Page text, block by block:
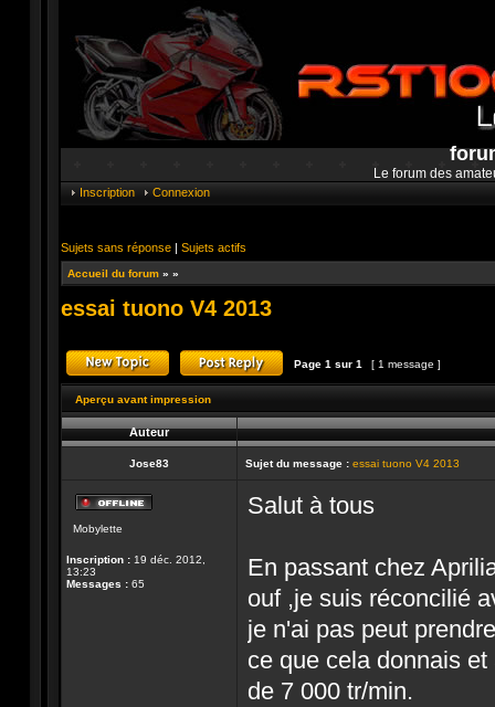
Le forum des
Inscription Connexion
Sujets sans réponse | Sujets actifs
Accueil du forum » »
essai tuono V4 2013
Publier un nouveau sujetRépondre au sujet
Page 1 sur 1 [ 1 message ]
Aperçu avant impression
Auteur
Jose83 Sujet du message : essai tuono V4 2013
Mobylette
Inscription : 19 déc. 2012,
13:23
Messages : 65
Salut à tous
En passant chez
ouf ,je suis réconcilié
je n'ai pas peut
ce que cela donnais
de 7 000 tr/min.